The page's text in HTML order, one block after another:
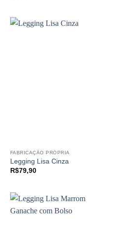
FABRICAÇÃO PRÓPRIA
Legging Lisa Cinza
R$79,90